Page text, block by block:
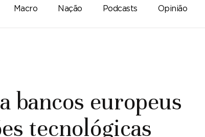
Macro Nação Podcasts Opinião
bancos europeus
tecnológicas